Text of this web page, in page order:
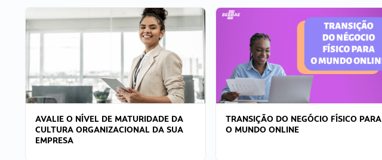
AVALIE O NÍVEL DE MATURIDADE DA
CULTURA ORGANIZACIONAL DA SUA
EMPRESA
TRANSIÇÃO DO NEGÓCIO FÍSICO PARA
O MUNDO ONLINE